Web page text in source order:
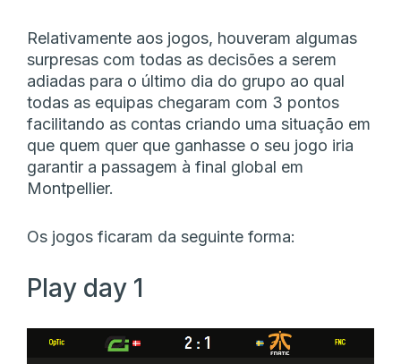
Relativamente aos jogos, houveram algumas
surpresas com todas as decisões a serem
adiadas para o último dia do grupo ao qual
todas as equipas chegaram com 3 pontos
facilitando as contas criando uma situação em
que quem quer que ganhasse o seu jogo iria
garantir a passagem à final global em
Montpellier.
Os jogos ficaram da seguinte forma:
Play day 1